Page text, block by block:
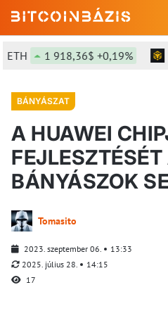
1 918,36$ +0,19% BNB
BÁNYÁSZAT
A HUAWEI
BÁNYÁSZOK
Tomasito
2023. szeptember 06.
13:33
2025. július 28.
14:15
17